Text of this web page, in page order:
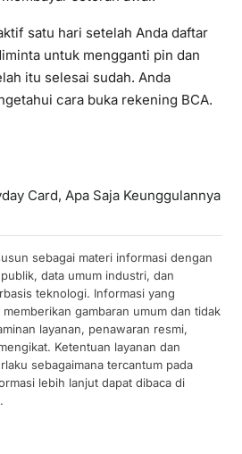
satu hari setelah Anda daftar
untuk mengganti pin dan
itu selesai sudah. Anda
cara buka rekening BCA.
Card, Apa Saja Keunggulannya
sebagai materi informasi dengan
data umum industri, dan
teknologi. Informasi yang
gambaran umum dan tidak
layanan, penawaran resmi,
Ketentuan layanan dan
sebagaimana tercantum pada
lebih lanjut dapat dibaca di